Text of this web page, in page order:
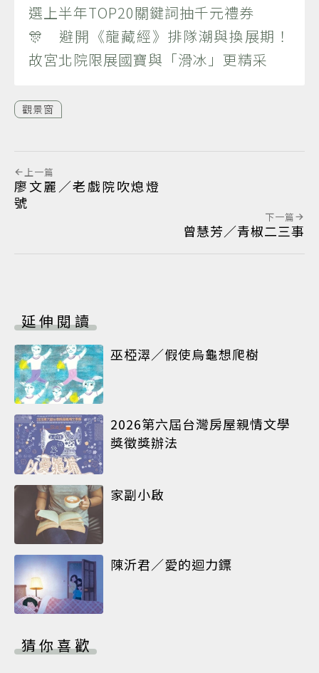
選上半年TOP20關鍵詞抽千元禮券
🎊 避開《龍藏經》排隊潮與換展期！
故宮北院限展國寶與「滑冰」更精采
觀景窗
上一篇
廖文麗／老戲院吹熄燈
號
下一篇
曾慧芳／青椒二三事
延伸閱讀
巫椏濢／假使烏龜想爬樹
2026第六屆台灣房屋親情文學
獎徵獎辦法
家副小啟
陳沂君／愛的迴力鏢
猜你喜歡